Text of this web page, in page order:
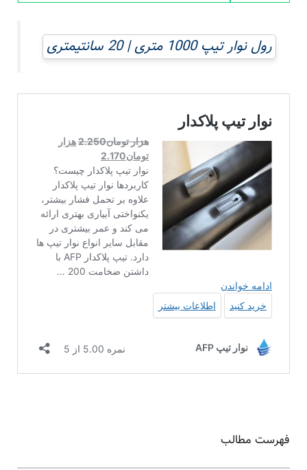
رول نوار تیپ 1000 متری | 20 سانتیمتری
فهرست مطالب